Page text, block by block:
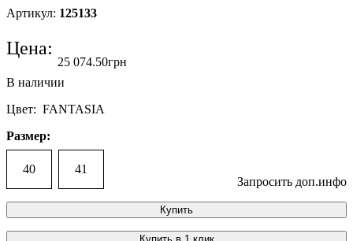
125133
Цена:
25 074.50грн
Цвет: FANTASIA
Размер:
40
41
Запросить доп.инфо
Купить